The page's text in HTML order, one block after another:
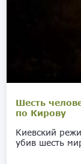
Шесть
по Кирову
Киевский
убив шесть